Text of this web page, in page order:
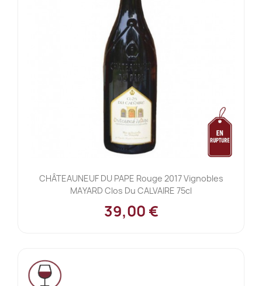
CHÂTEAUNEUF DU PAPE Rouge 2017 Vignobles
MAYARD Clos Du CALVAIRE 75cl
39,00 €